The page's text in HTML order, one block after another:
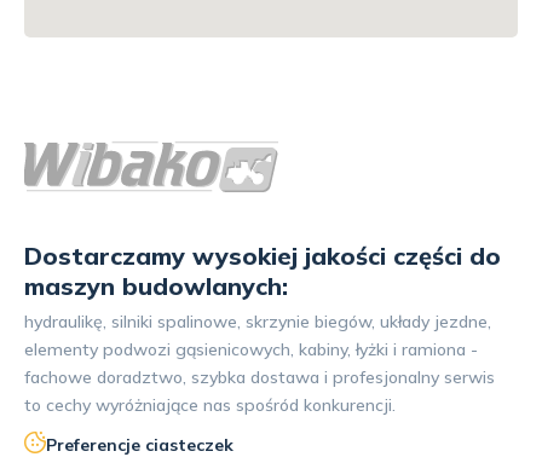
Dostarczamy wysokiej jakości części do
maszyn budowlanych:
hydraulikę, silniki spalinowe, skrzynie biegów, układy jezdne,
elementy podwozi gąsienicowych, kabiny, łyżki i ramiona -
fachowe doradztwo, szybka dostawa i profesjonalny serwis
to cechy wyróżniające nas spośród konkurencji.
Preferencje ciasteczek